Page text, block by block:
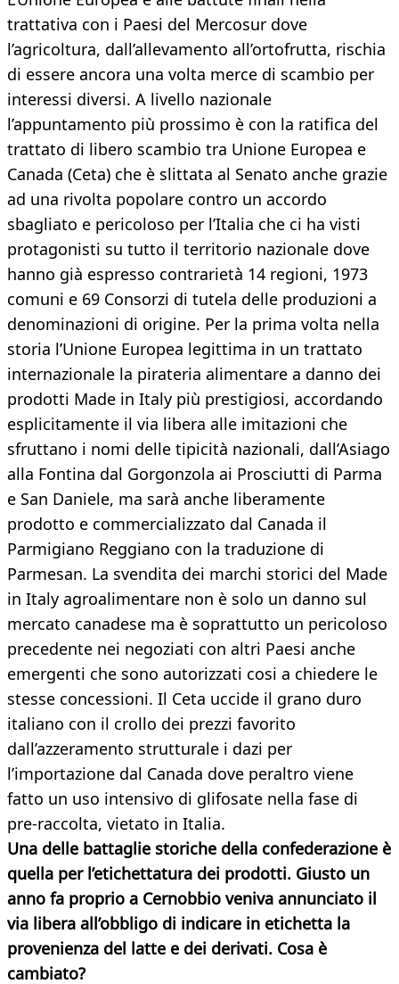
trattativa con i Paesi del Mercosur dove
l’agricoltura, dall’allevamento all’ortofrutta, rischia
di essere ancora una volta merce di scambio per
interessi diversi. A livello nazionale
l’appuntamento più prossimo è con la ratifica del
trattato di libero scambio tra Unione Europea e
Canada (Ceta) che è slittata al Senato anche grazie
ad una rivolta popolare contro un accordo
sbagliato e pericoloso per l’Italia che ci ha visti
protagonisti su tutto il territorio nazionale dove
hanno già espresso contrarietà 14 regioni, 1973
comuni e 69 Consorzi di tutela delle produzioni a
denominazioni di origine. Per la prima volta nella
storia l’Unione Europea legittima in un trattato
internazionale la pirateria alimentare a danno dei
prodotti Made in Italy più prestigiosi, accordando
esplicitamente il via libera alle imitazioni che
sfruttano i nomi delle tipicità nazionali, dall’Asiago
alla Fontina dal Gorgonzola ai Prosciutti di Parma
e San Daniele, ma sarà anche liberamente
prodotto e commercializzato dal Canada il
Parmigiano Reggiano con la traduzione di
Parmesan. La svendita dei marchi storici del Made
in Italy agroalimentare non è solo un danno sul
mercato canadese ma è soprattutto un pericoloso
precedente nei negoziati con altri Paesi anche
emergenti che sono autorizzati cosi a chiedere le
stesse concessioni. Il Ceta uccide il grano duro
italiano con il crollo dei prezzi favorito
dall’azzeramento strutturale i dazi per
l’importazione dal Canada dove peraltro viene
fatto un uso intensivo di glifosate nella fase di
pre-raccolta, vietato in Italia.
Una delle battaglie storiche della confederazione è
quella per l’etichettatura dei prodotti. Giusto un
anno fa proprio a Cernobbio veniva annunciato il
via libera all’obbligo di indicare in etichetta la
provenienza del latte e dei derivati. Cosa è
cambiato?